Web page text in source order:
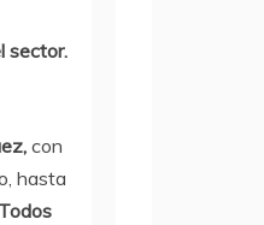
sector.
con
hasta